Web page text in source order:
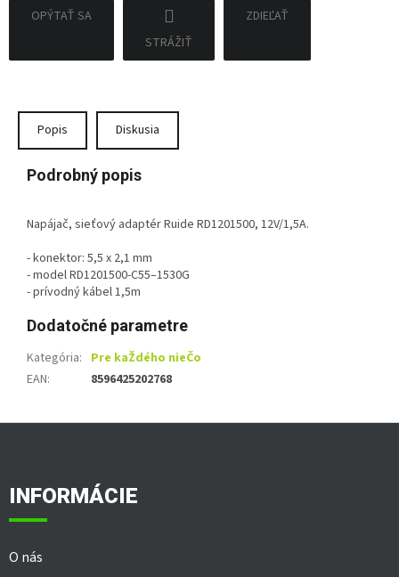
OPÝTAŤ SA
STRÁŽIŤ
ZDIEĽAŤ
Popis Diskusia
Podrobný popis
Napájač, sieťový adaptér Ruide RD1201500, 12V/1,5A.
- konektor: 5,5 x 2,1 mm
- model RD1201500-C55–1530G
- prívodný kábel 1,5m
Dodatočné parametre
Kategória: Pre kaŽdého nieČo
EAN: 8596425202768
INFORMÁCIE
O nás